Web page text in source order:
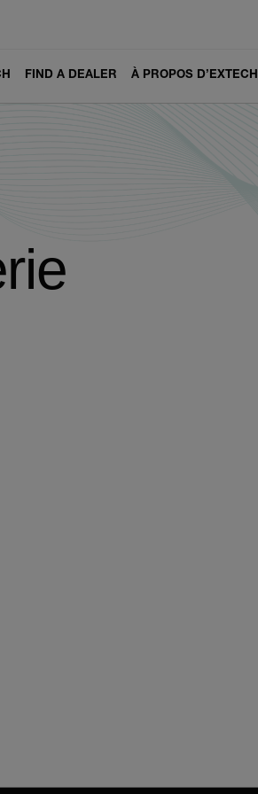
FIND A DEALER À PROPOS D’EXTECH